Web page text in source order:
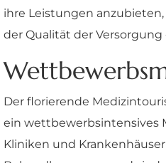
ihre Leistungen
der Qualität der
Der florierende
ein wettbewerbsintensives
Kliniken und